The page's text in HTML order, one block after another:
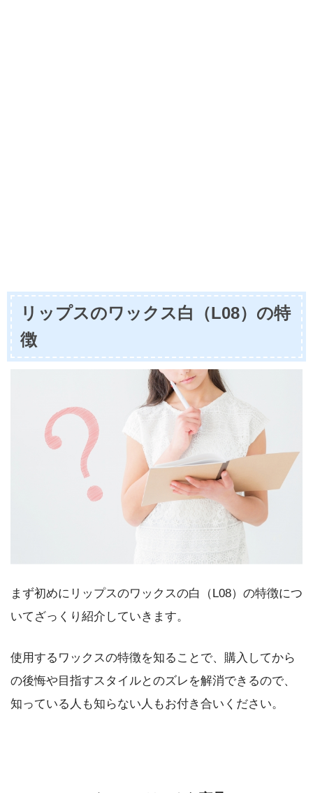
リップスのワックス白（L08）の特
徴
まず初めにリップスのワックスの白（L08）の特徴につ
いてざっくり紹介していきます。
使用するワックスの特徴を知ることで、購入してから
の後悔や目指すスタイルとのズレを解消できるので、
知っている人も知らない人もお付き合いください。